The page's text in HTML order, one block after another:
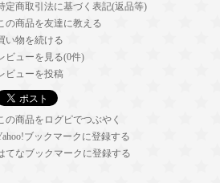
定商取引法に基づく表記(返品等)
の商品を友達に教える
い物を続ける
ビューを見る(0件)
ビューを投稿
の商品をログピでつぶやく
ブックマークに登録する
てなブックマークに登録する